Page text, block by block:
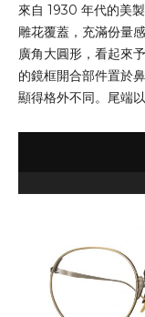
來自 1930 年代的美
雕花覆蓋，充滿份量
廣角大圓形，看起來
的鏡框開合部件置於
顯得格外不同。尾端